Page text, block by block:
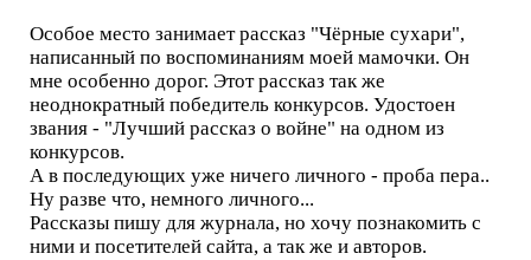
Особое место занимает рассказ "Чёрные сухари",
написанный по воспоминаниям моей мамочки. Он
мне особенно дорог. Этот рассказ так же
неоднократный победитель конкурсов. Удостоен
звания - "Лучший рассказ о войне" на одном из
конкурсов.
А в последующих уже ничего личного - проба пера..
Ну разве что, немного личного...
Рассказы пишу для журнала, но хочу познакомить с
ними и посетителей сайта, а так же и авторов.